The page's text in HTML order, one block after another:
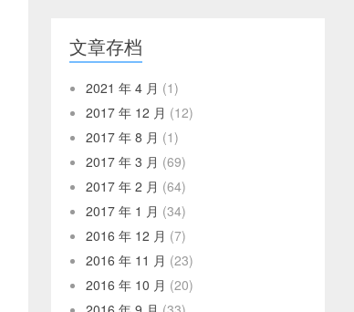
文章存档
2021 年 4 月 (1)
2017 年 12 月 (12)
2017 年 8 月 (1)
2017 年 3 月 (69)
2017 年 2 月 (64)
2017 年 1 月 (34)
2016 年 12 月 (7)
2016 年 11 月 (23)
2016 年 10 月 (20)